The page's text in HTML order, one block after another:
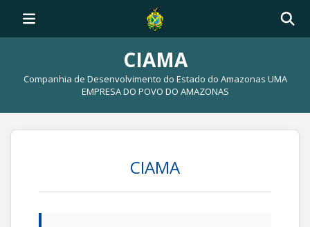
CIAMA
Companhia de Desenvolvimento do Estado do Amazonas UMA
EMPRESA DO POVO DO AMAZONAS
CIAMA